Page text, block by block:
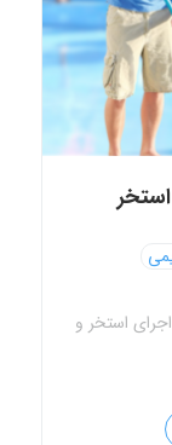
استخر و